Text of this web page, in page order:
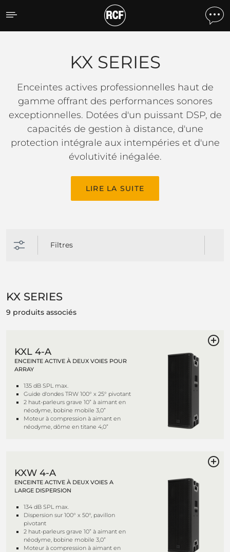
KX SERIES
KX SERIES
Enceintes actives professionnelles haut de
gamme offrant des performances sonores
exceptionnelles. Dotées d'un puissant DSP, de
capacités de gestion à distance, d'une
protection intégrale aux intempéries et d'une
évolutivité inégalée.
LIRE LA SUITE
Filtres
KX SERIES
9 produits associés
KXL 4-A
ENCEINTE ACTIVE À DEUX VOIES POUR
ARRAY
135 dB SPL max.
Guide d'ondes TRW 100° x 25° pivotant
2 haut-parleurs grave 10” à aimant en
néodyme, bobine mobile 3,0”
Moteur à compression à aimant en
néodyme, dôme en titane 4,0”
KXW 4-A
ENCEINTE ACTIVE À DEUX VOIES A
LARGE DISPERSION
134 dB SPL max.
Dispersion sur 100° x 50°, pavillon
pivotant
2 haut-parleurs grave 10” à aimant en
néodyme, bobine mobile 3,0”
Moteur à compression à aimant en